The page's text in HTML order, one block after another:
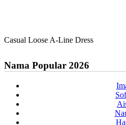
Casual Loose A-Line Dress
Nama Popular 2026